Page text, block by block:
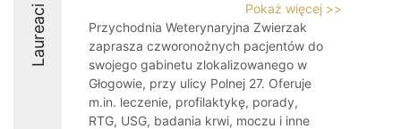
Laureaci
Pokaż więcej >>
Przychodnia Weterynaryjna Zwierzak
zaprasza czworonożnych pacjentów do
swojego gabinetu zlokalizowanego w
Głogowie, przy ulicy Polnej 27. Oferuje
m.in. leczenie, profilaktykę, porady,
RTG, USG, badania krwi, moczu i inne